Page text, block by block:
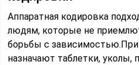
Аппаратная кодировка
людям, которые не
борьбы с зависимостью.При
назначают таблетки, уколы,